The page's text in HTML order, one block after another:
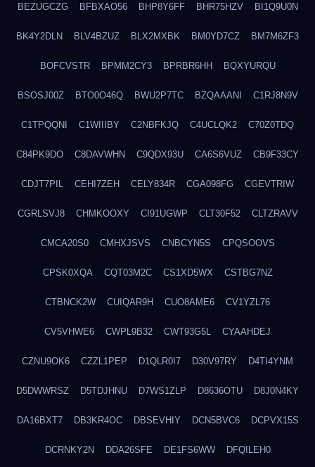
BEZUGCZG BFBXAO56 BHP8Y6FF BHR75HZV BI1Q9U0N
BK4Y2DLN BLV4BZUZ BLX2MXBK BM0YD7CZ BM7M6ZF3
BOFCVSTR BPMM2CY3 BPRBR6HH BQXYURQU
BSOSJ00Z BTO0O46Q BWU2P7TC BZQAAANI C1RJ8N9V
C1TPQQNI C1WIIIBY C2NBFKJQ C4UCLQK2 C70Z0TDQ
C84PK9DO C8DAVWHN C9QDX93U CA6S6VUZ CB9F33CY
CDJT7PIL CEHI7ZEH CELY834R CGA098FG CGEVTRIW
CGRLSVJ8 CHMKOOXY CI91UGWP CLT30F52 CLTZRAVV
CMCA20S0 CMHXJSVS CNBCYN5S CPQSOOVS
CPSK0XQA CQT03M2C CS1XD5WX CSTBG7NZ
CTBNCK2W CUIQAR9H CUO8AME6 CV1YZL76
CV5VHWE6 CWPL9B32 CWT93G5L CYAAHDEJ
CZNU9OK6 CZZL1PEP D1QLR0I7 D30V97RY D4TI4YNM
D5DWWRSZ D5TDJHNU D7WS1ZLP D8636OTU D8J0N4KY
DA16BXT7 DB3KR4OC DBSEVHIY DCN5BVC6 DCPVX15S
DCRNKY2N DDA26SFE DE1FS6WW DFQILEH0